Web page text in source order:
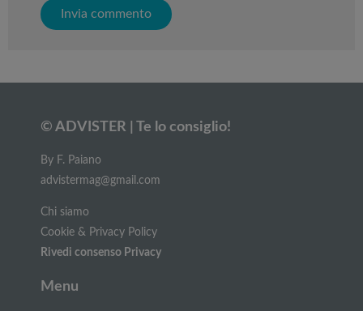
© ADVISTER | Te lo consiglio!
By F. Paiano
advistermag@gmail.com
Chi siamo
Cookie & Privacy Policy
Rivedi consenso Privacy
Menu